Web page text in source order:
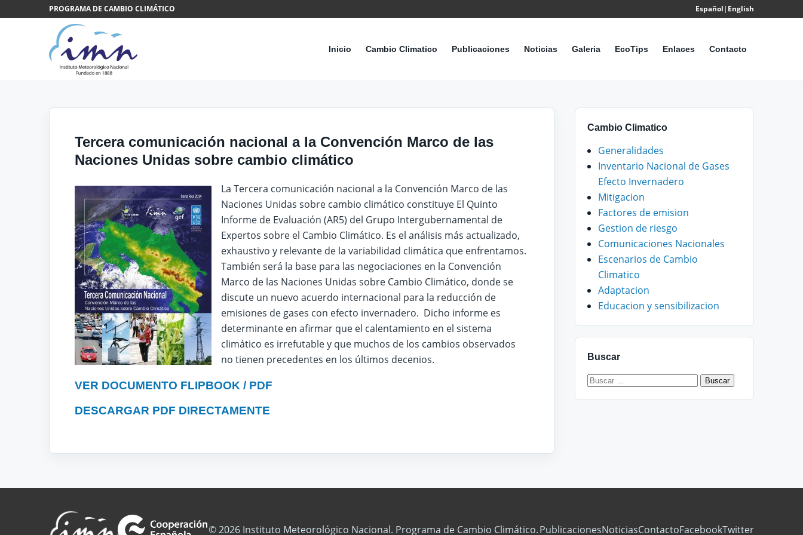
Saltar al contenidoPROGRAMA DE CAMBIO CLIMÁTICO Español| English
Inicio Cambio Climatico Publicaciones Noticias Galeria EcoTips Enlaces Contacto
Tercera comunicación nacional a la Convención Marco de las
Naciones Unidas sobre cambio climático
La Tercera comunicación nacional a la Convención Marco de las
Naciones Unidas sobre cambio climático constituye El Quinto
Informe de Evaluación (AR5) del Grupo Intergubernamental de
Expertos sobre el Cambio Climático. Es el análisis más actualizado,
exhaustivo y relevante de la variabilidad climática que enfrentamos.
También será la base para las negociaciones en la Convención
Marco de las Naciones Unidas sobre Cambio Climático, donde se
discute un nuevo acuerdo internacional para la reducción de
emisiones de gases con efecto invernadero. Dicho informe es
determinante en afirmar que el calentamiento en el sistema
climático es irrefutable y que muchos de los cambios observados
no tienen precedentes en los últimos decenios.
VER DOCUMENTO FLIPBOOK / PDF
DESCARGAR PDF DIRECTAMENTE
Cambio Climatico
Generalidades
Inventario Nacional de Gases
Efecto Invernadero
Mitigacion
Factores de emision
Gestion de riesgo
Comunicaciones Nacionales
Escenarios de Cambio
Climatico
Adaptacion
Educacion y sensibilizacion
Buscar
Buscar:
© 2026 Instituto Meteorológico Nacional. Programa de Cambio Climático.PublicacionesNoticiasContactoFacebookTwitter